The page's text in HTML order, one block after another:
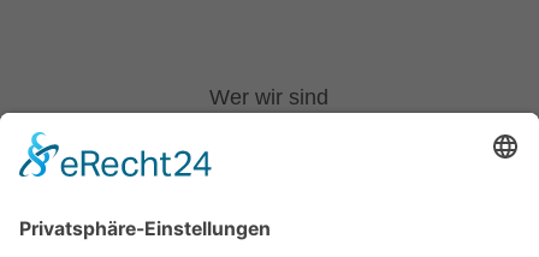
Wer wir sind
Gründungsberatung